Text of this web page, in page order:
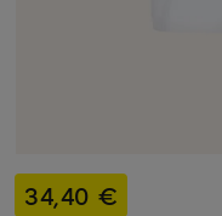
34,40 €